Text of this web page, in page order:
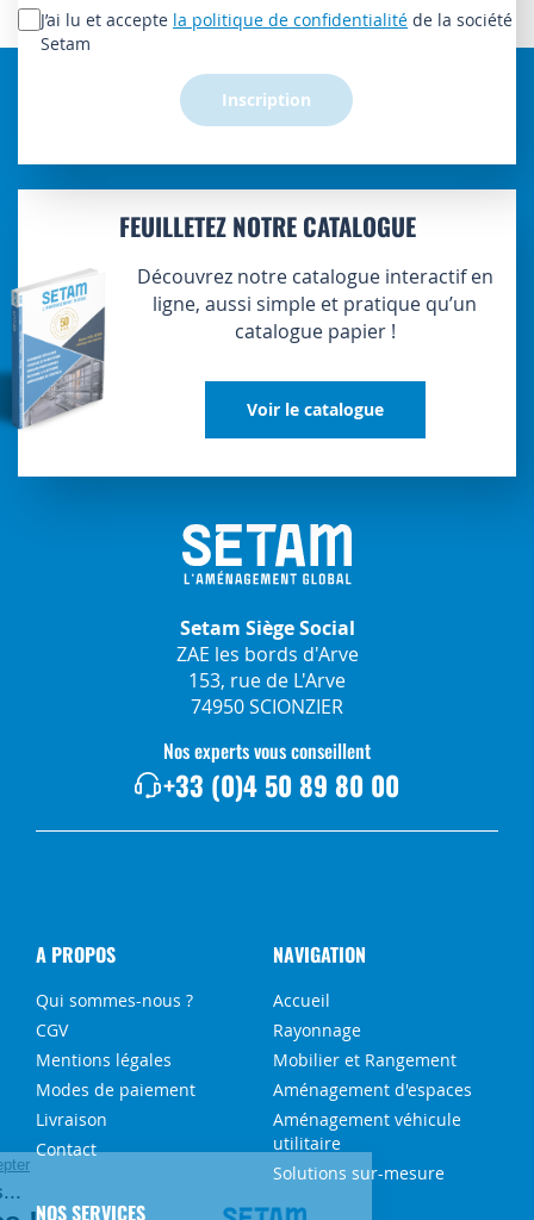
lettre
d’information
J’ai lu et accepte la politique de confidentialité de la société
Setam
Inscription
FEUILLETEZ NOTRE CATALOGUE
Découvrez notre catalogue interactif en
ligne, aussi simple et pratique qu’un
catalogue papier !
Voir le catalogue
Setam Siège Social
ZAE les bords d'Arve
153, rue de L'Arve
74950 SCIONZIER
Nos experts vous conseillent
+33 (0)4 50 89 80 00
A PROPOS
Qui sommes-nous ?
CGV
Mentions légales
Modes de paiement
Livraison
Contact
NAVIGATION
Accueil
Rayonnage
Mobilier et Rangement
Aménagement d'espaces
Aménagement véhicule
utilitaire
Solutions sur-mesure
NOS SERVICES